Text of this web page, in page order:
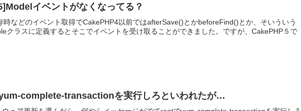
イベントがなくなってる？
時などのイベント取得でCakePHP4以前ではafterSave()とかbeforeFind()とか、そいういう
クラスに定義するとそこでイベントを受け取ることができました。ですが、CakePHP５で
complete-transactionを実行しろといわれたが…